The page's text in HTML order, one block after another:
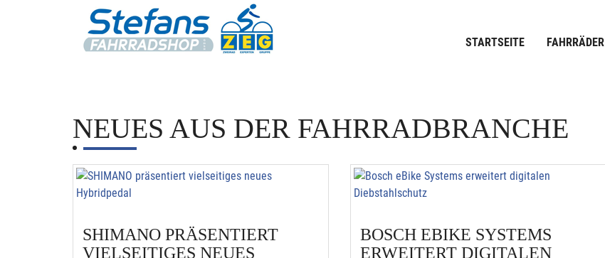
STARTSEITE FAHRRÄDER
NEUES AUS DER FAHRRADBRANCHE
SHIMANO PRÄSENTIERT
VIELSEITIGES NEUES
BOSCH EBIKE SYSTEMS
ERWEITERT DIGITALEN